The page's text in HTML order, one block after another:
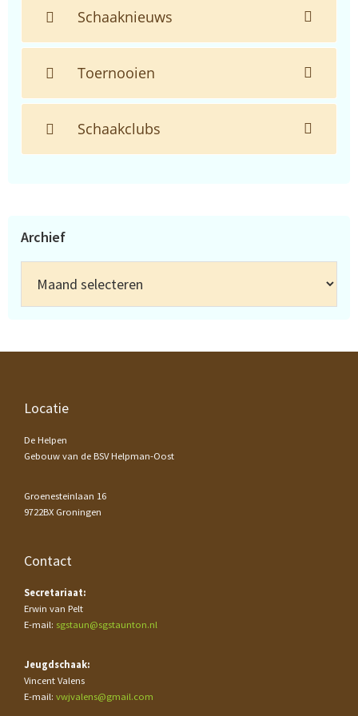
Schaaknieuws
Toernooien
Schaakclubs
Archief
Footer
Locatie
De Helpen
Gebouw van de BSV Helpman-Oost
Groenesteinlaan 16
9722BX Groningen
Contact
Secretariaat:
Erwin van Pelt
E-mail: sgstaun@sgstaunton.nl
Jeugdschaak:
Vincent Valens
E-mail: vwjvalens@gmail.com